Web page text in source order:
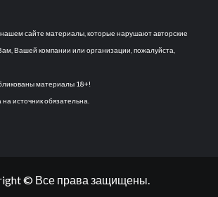
сайте материалы, которые нарушают авторские
Вашей компании или организации, пожалуйста,
материалы 18+!
источник обязательна.
© Все права защищены.